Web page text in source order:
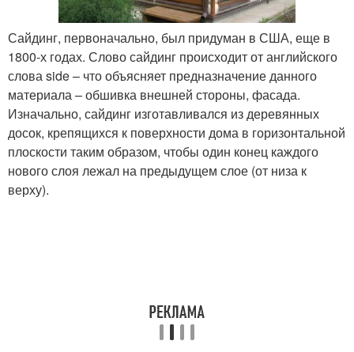
Сайдинг, первоначально, был придуман в США, еще в
1800-х годах. Слово сайдинг происходит от английского
слова side – что объясняет предназначение данного
материала – обшивка внешней стороны, фасада.
Изначально, сайдинг изготавливался из деревянных
досок, крепящихся к поверхности дома в горизонтальной
плоскости таким образом, чтобы один конец каждого
нового слоя лежал на предыдущем слое (от низа к
верху).